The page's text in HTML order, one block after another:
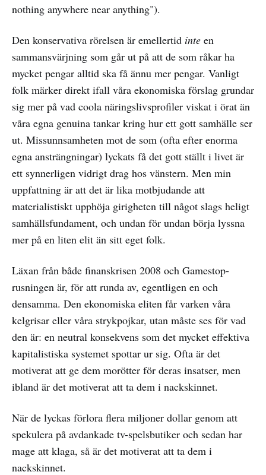
nothing anywhere near anything").
Den konservativa rörelsen är emellertid inte en
sammansvärjning som går ut på att de som råkar ha
mycket pengar alltid ska få ännu mer pengar. Vanligt
folk märker direkt ifall våra ekonomiska förslag grundar
sig mer på vad coola näringslivsprofiler viskat i örat än
våra egna genuina tankar kring hur ett gott samhälle ser
ut. Missunnsamheten mot de som (ofta efter enorma
egna ansträngningar) lyckats få det gott ställt i livet är
ett synnerligen vidrigt drag hos vänstern. Men min
uppfattning är att det är lika motbjudande att
materialistiskt upphöja girigheten till något slags heligt
samhällsfundament, och undan för undan börja lyssna
mer på en liten elit än sitt eget folk.
Läxan från både finanskrisen 2008 och Gamestop-
rusningen är, för att runda av, egentligen en och
densamma. Den ekonomiska eliten får varken våra
kelgrisar eller våra strykpojkar, utan måste ses för vad
den är: en neutral konsekvens som det mycket effektiva
kapitalistiska systemet spottar ur sig. Ofta är det
motiverat att ge dem morötter för deras insatser, men
ibland är det motiverat att ta dem i nackskinnet.
När de lyckas förlora flera miljoner dollar genom att
spekulera på avdankade tv-spelsbutiker och sedan har
mage att klaga, så är det motiverat att ta dem i
nackskinnet.